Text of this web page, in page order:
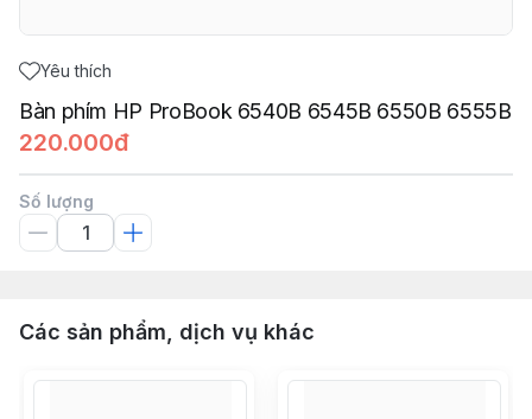
Yêu thích
Bàn phím HP ProBook 6540B 6545B 6550B 6555B
220.000đ
Số lượng
Các sản phẩm, dịch vụ khác